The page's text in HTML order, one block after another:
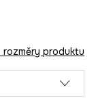
rozměry produktu